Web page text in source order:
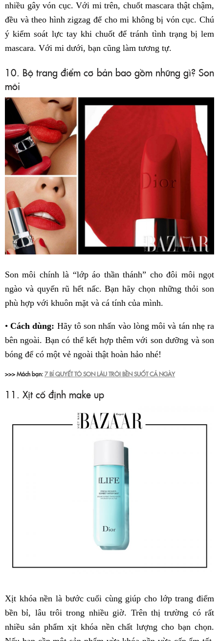
nhiều gây vón cục. Với mi trên, chuốt mascara thật chậm,
đều và theo hình zigzag để cho mi không bị vón cục. Chú
ý kiểm soát lực tay khi chuốt để tránh tình trạng bị lem
mascara. Với mi dưới, bạn cũng làm tương tự.
10. Bộ trang điểm cơ bản bao gồm những gì? Son
môi
Son môi chính là “lớp áo thần thánh” cho đôi môi ngọt
ngào và quyến rũ hết nấc. Bạn hãy chọn những thỏi son
phù hợp với khuôn mặt và cá tính của mình.
•Cách dùng: Hãy tô son nhấn vào lòng môi và tán nhẹ ra
bên ngoài. Bạn có thể kết hợp thêm với son dưỡng và son
bóng để có một vẻ ngoài thật hoàn hảo nhé!
>>> Mách bạn:7 BÍ QUYẾT TÔ SON LÂU TRÔI BỀN SUỐT CẢ NGÀY
11. Xịt cố định make up
Xịt khóa nền là bước cuối cùng giúp cho lớp trang điểm
bền bỉ, lâu trôi trong nhiều giờ. Trên thị trường có rất
nhiều sản phẩm xịt khóa nền chất lượng cho bạn chọn.